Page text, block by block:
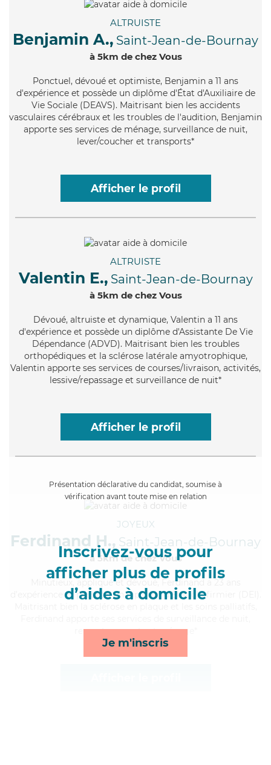
ALTRUISTE
Benjamin A., Saint-Jean-de-Bournay
à 5km de chez Vous
Ponctuel, dévoué et optimiste, Benjamin a 11 ans
d'expérience et possède un diplôme d'État d'Auxiliaire de
Vie Sociale (DEAVS). Maitrisant bien les accidents
vasculaires cérébraux et les troubles de l'audition, Benjamin
apporte ses services de ménage, surveillance de nuit,
lever/coucher et transports*
Afficher le profil
ALTRUISTE
Valentin E., Saint-Jean-de-Bournay
à 5km de chez Vous
Dévoué, altruiste et dynamique, Valentin a 11 ans
d'expérience et possède un diplôme d'Assistante De Vie
Dépendance (ADVD). Maitrisant bien les troubles
orthopédiques et la sclérose latérale amyotrophique,
Valentin apporte ses services de courses/livraison, activités,
lessive/repassage et surveillance de nuit*
Afficher le profil
Présentation déclarative du candidat, soumise à
vérification avant toute mise en relation
Inscrivez-vous pour
afficher plus de profils
d’aides à domicile
Je m'inscris
JOYEUX
Ferdinand H., Saint-Jean-de-Bournay
à 5km de chez Vous
, appliqué et dévoué, Ferdinand a 23 ans
d'expérience et possède un diplôme d'Etat d'infirmier (DEI).
repas, transports et ménage*